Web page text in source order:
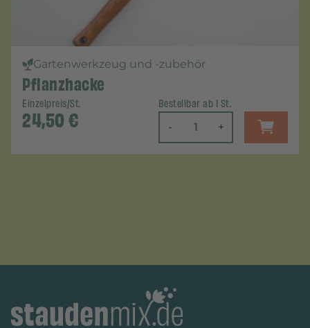
Gartenwerkzeug und -zubehör
Pflanzhacke
Einzelpreis/St.
24,50€
Bestellbar ab 1 St.
- +